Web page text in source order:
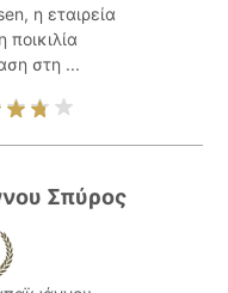
η εταιρεία
στη ...
Σπύρος